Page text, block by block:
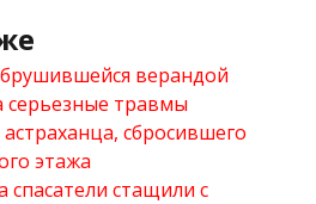
верандой
серьезные травмы
сбросившего
этажа
спасатели стащили с